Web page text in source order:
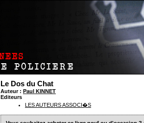
Le Dos du Chat
Auteur : Paul KINNET
Editeurs
LES AUTEURS ASSOCI�S